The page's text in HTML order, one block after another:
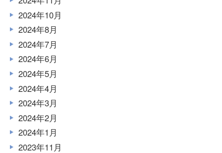
2024年10月
2024年8月
2024年7月
2024年6月
2024年5月
2024年4月
2024年3月
2024年2月
2024年1月
2023年11月